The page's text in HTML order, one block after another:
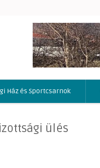
Ház és Sportcsarnok
ülés